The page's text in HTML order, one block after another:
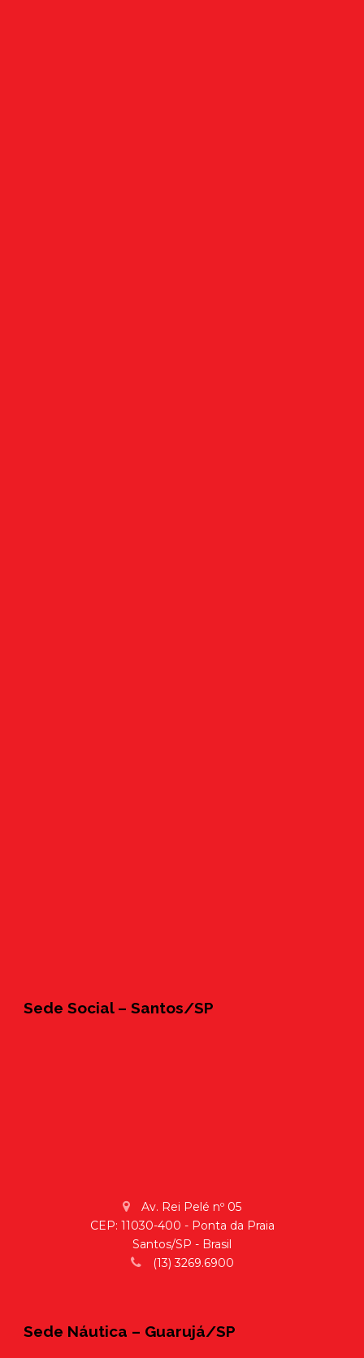
Sede Social – Santos/SP
Av. Rei Pelé nº 05
CEP: 11030-400 - Ponta da Praia
Santos/SP - Brasil
(13) 3269.6900
Sede Náutica – Guarujá/SP